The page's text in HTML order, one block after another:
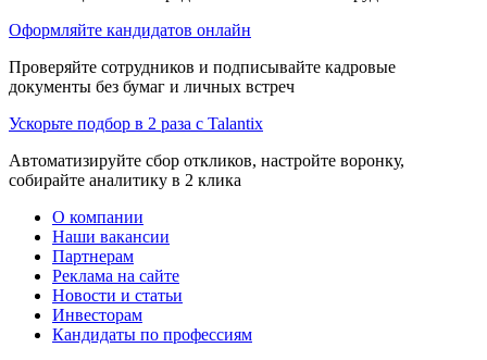
Оформляйте кандидатов онлайн
Проверяйте сотрудников и подписывайте кадровые
документы без бумаг и личных встреч
Ускорьте подбор в 2 раза с Talantix
Автоматизируйте сбор откликов, настройте воронку,
собирайте аналитику в 2 клика
О компании
Наши вакансии
Партнерам
Реклама на сайте
Новости и статьи
Инвесторам
Кандидаты по профессиям